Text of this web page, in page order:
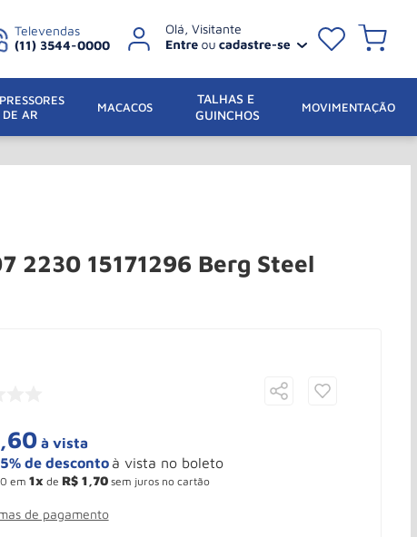
Televendas
(11) 3544-0000
DE AR
MACACOS
TALHAS E
GUINCHOS
MOVIMENTAÇÃO
2230 15171296 Berg Steel
,60à vista
em 1 de R$ 1,70sem juros no cartão
de pagamento